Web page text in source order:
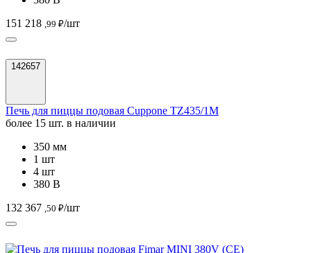
151 218 ,99 ₽/шт
142657
Печь для пиццы подовая Cuppone TZ435/1M
более 15 шт. в наличии
350 мм
1 шт
4 шт
380 В
132 367 ,50 ₽/шт